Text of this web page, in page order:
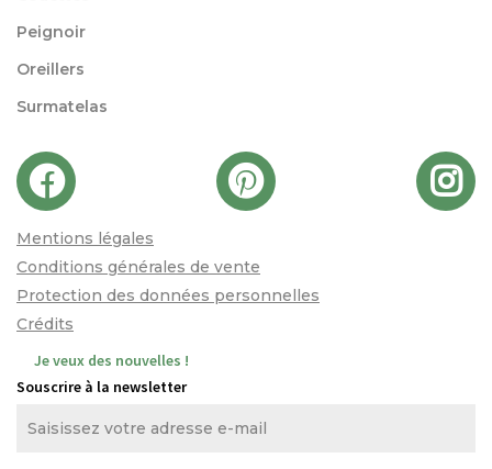
Peignoir
Oreillers
Surmatelas
Mentions légales
Conditions générales de vente
Protection des données personnelles
Crédits
Je veux des nouvelles !
Souscrire à la newsletter